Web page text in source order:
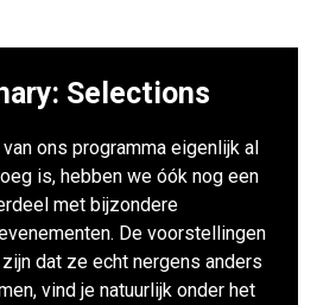
Selections
ons programma eigenlijk al
is, hebben we óók nog een
met bijzondere
De voorstellingen
dat ze echt nergens anders
vind je natuurlijk onder het